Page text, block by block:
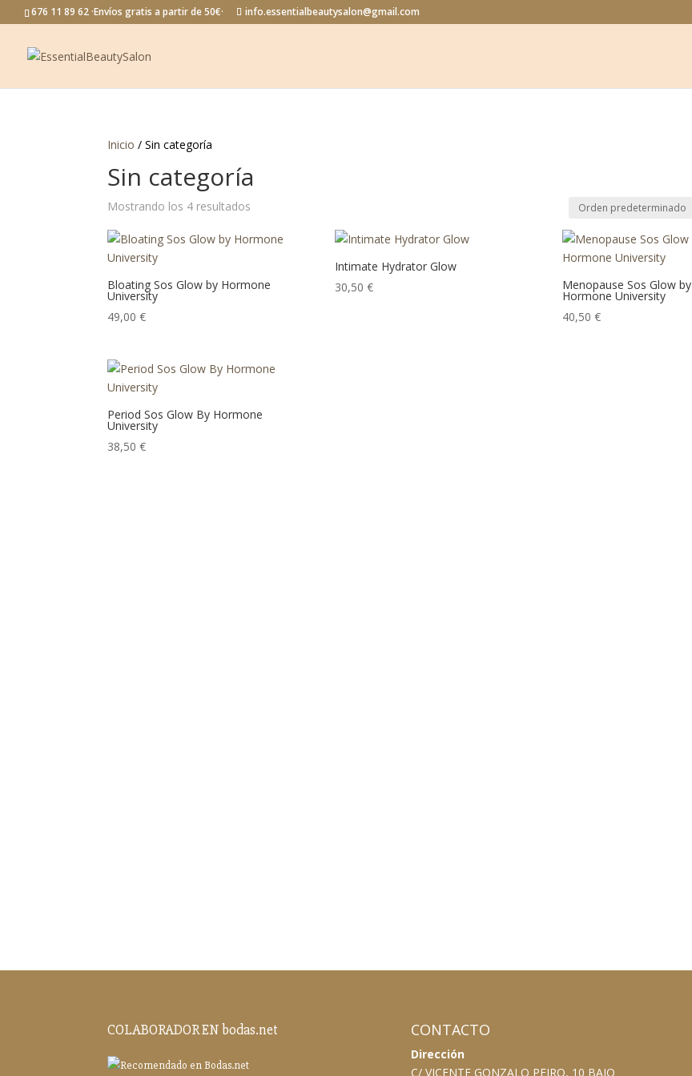
676 11 89 62 ·Envíos gratis a partir de 50€· info.essentialbeautysalon@gmail.com
Inicio / Sin categoría
Sin categoría
Mostrando los 4 resultados
Bloating Sos Glow by Hormone
University
49,00€
Intimate Hydrator Glow
30,50 € Menopause Sos Glow by
Hormone University
40,50 €
Period Sos Glow By Hormone
University
38,50€
COLABORADOR EN bodas.net CONTACTO
Dirección
C/ VICENTE GONZALO PEIRO, 10 BAJO